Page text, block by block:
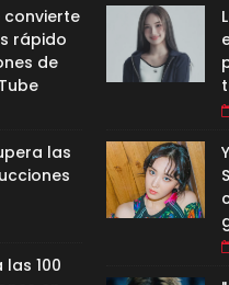
convierte
rápido
de
las
las 100